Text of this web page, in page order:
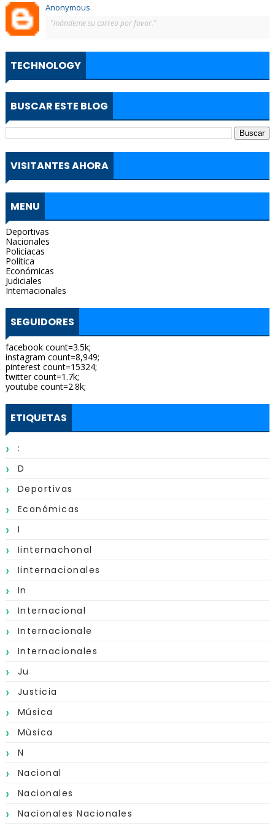
Anonymous
"màndeme su correo por favor."
TECHNOLOGY
BUSCAR ESTE BLOG
VISITANTES AHORA
MENU
Deportivas
Nacionales
Policíacas
Política
Económicas
Judiciales
Internacionales
SEGUIDORES
facebook count=3.5k;
instagram count=8,949;
pinterest count=15324;
twitter count=1.7k;
youtube count=2.8k;
ETIQUETAS
:
D
Deportivas
Económicas
I
Iinternachonal
Iinternacionales
In
Internacional
Internacionale
Internacionales
Ju
Justicia
Música
Mùsica
N
Nacional
Nacionales
Nacionales Nacionales